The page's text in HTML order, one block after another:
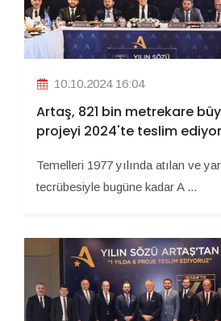
10.10.2024 16:04
Artaş, 821 bin metrekare
projeyi 2024'te teslim ediyor
Temelleri 1977 yılında atılan ve
tecrübesiyle bugüne kadar A ...